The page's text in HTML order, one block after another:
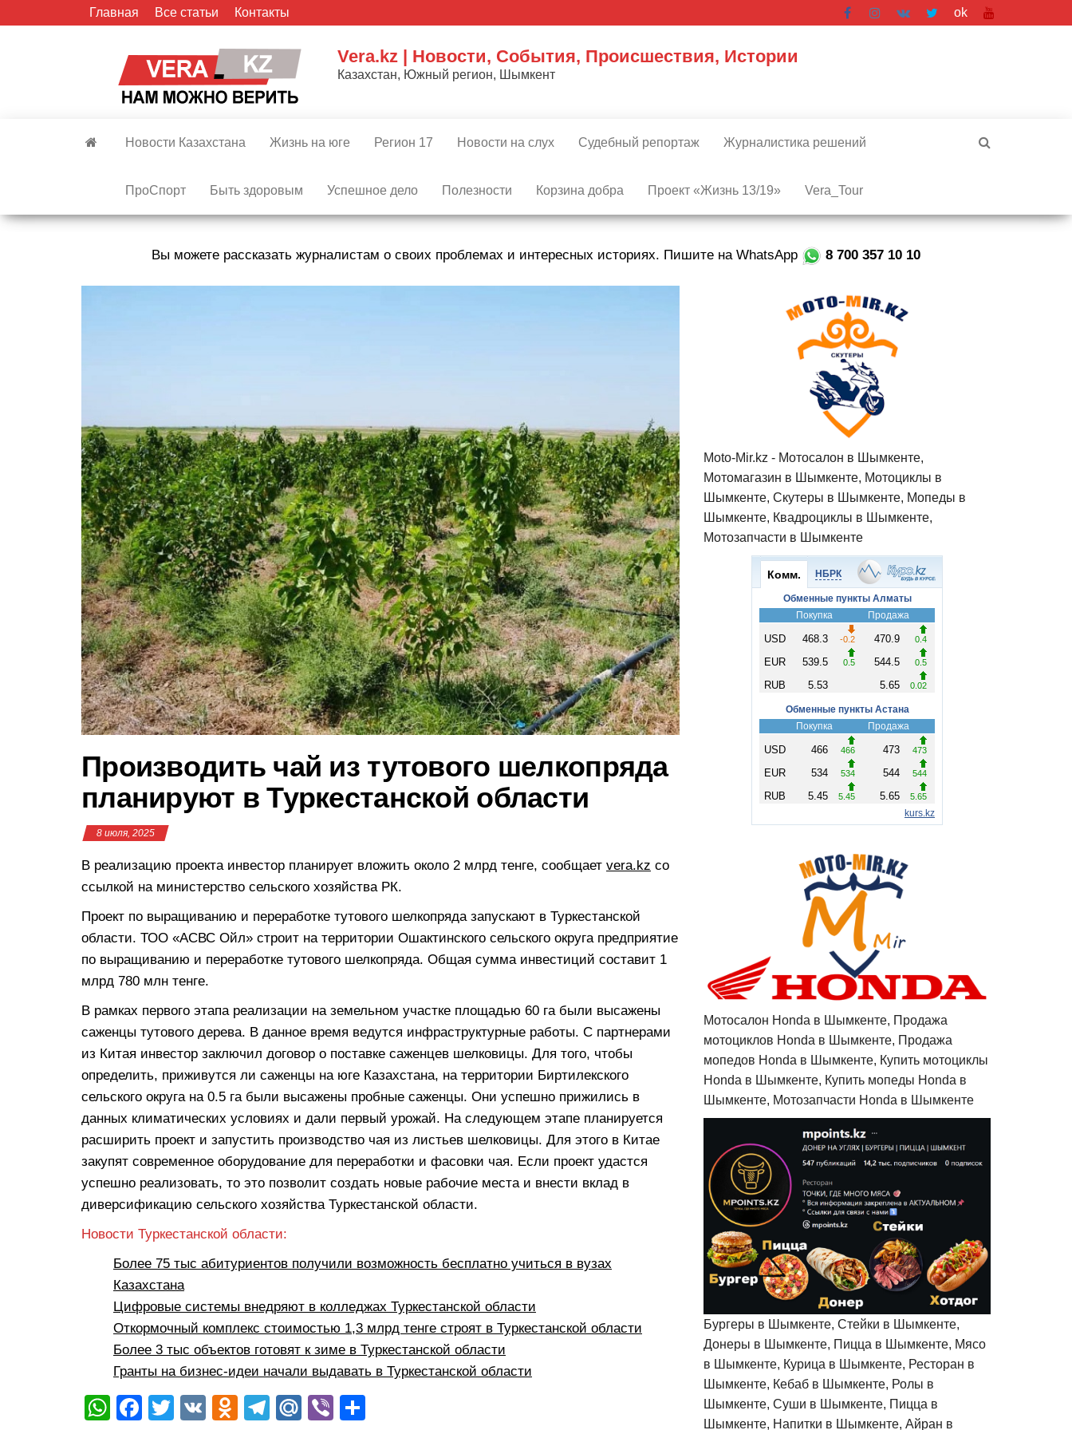
Главная Все статьи Контакты ok
Vera.kz | Новости, События, Происшествия, Истории
Казахстан, Южный регион, Шымкент
Новости Казахстана Жизнь на юге Регион 17 Новости на слух Судебный репортаж Журналистика решений
ПроСпорт Быть здоровым Успешное дело Полезности Корзина добра Проект «Жизнь 13/19» Vera_Tour
Вы можете рассказать журналистам о своих проблемах и интересных историях. Пишите на WhatsApp 8 700 357 10 10
Производить чай из тутового шелкопряда
планируют в Туркестанской области
8 июля, 2025
В реализацию проекта инвестор планирует вложить около 2 млрд тенге, сообщает vera.kz со
ссылкой на министерство сельского хозяйства РК.
Проект по выращиванию и переработке тутового шелкопряда запускают в Туркестанской
области. ТОО «АСВС Ойл» строит на территории Ошактинского сельского округа предприятие
по выращиванию и переработке тутового шелкопряда. Общая сумма инвестиций составит 1
млрд 780 млн тенге.
В рамках первого этапа реализации на земельном участке площадью 60 га были высажены
саженцы тутового дерева. В данное время ведутся инфраструктурные работы. С партнерами
из Китая инвестор заключил договор о поставке саженцев шелковицы. Для того, чтобы
определить, приживутся ли саженцы на юге Казахстана, на территории Биртилекского
сельского округа на 0.5 га были высажены пробные саженцы. Они успешно прижились в
данных климатических условиях и дали первый урожай. На следующем этапе планируется
расширить проект и запустить производство чая из листьев шелковицы. Для этого в Китае
закупят современное оборудование для переработки и фасовки чая. Если проект удастся
успешно реализовать, то это позволит создать новые рабочие места и внести вклад в
диверсификацию сельского хозяйства Туркестанской области.
Новости Туркестанской области:
Более 75 тыс абитуриентов получили возможность бесплатно учиться в вузах
Казахстана
Цифровые системы внедряют в колледжах Туркестанской области
Откормочный комплекс стоимостью 1,3 млрд тенге строят в Туркестанской области
Более 3 тыс объектов готовят к зиме в Туркестанской области
Гранты на бизнес-идеи начали выдавать в Туркестанской области
W F
T
V
O
T
M Vi
Moto-Mir.kz - Мотосалон в Шымкенте,
Мотомагазин в Шымкенте, Мотоциклы в
Шымкенте, Скутеры в Шымкенте, Мопеды в
Шымкенте, Квадроциклы в Шымкенте,
Мотозапчасти в Шымкенте
Мотосалон Honda в Шымкенте, Продажа
мотоциклов Honda в Шымкенте, Продажа
мопедов Honda в Шымкенте, Купить мотоциклы
Honda в Шымкенте, Купить мопеды Honda в
Шымкенте, Мотозапчасти Honda в Шымкенте
Бургеры в Шымкенте, Стейки в Шымкенте,
Донеры в Шымкенте, Пицца в Шымкенте, Мясо
в Шымкенте, Курица в Шымкенте, Ресторан в
Шымкенте, Кебаб в Шымкенте, Ролы в
Шымкенте, Суши в Шымкенте, Пицца в
Шымкенте, Напитки в Шымкенте, Айран в